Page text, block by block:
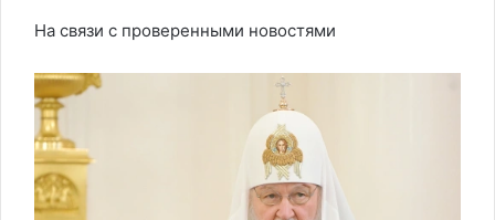
На связи с проверенными новостями